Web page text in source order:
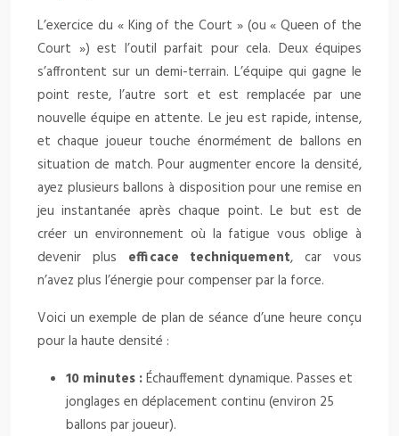
L’exercice du « King of the Court » (ou « Queen of the
Court ») est l’outil parfait pour cela. Deux équipes
s’affrontent sur un demi-terrain. L’équipe qui gagne le
point reste, l’autre sort et est remplacée par une
nouvelle équipe en attente. Le jeu est rapide, intense,
et chaque joueur touche énormément de ballons en
situation de match. Pour augmenter encore la densité,
ayez plusieurs ballons à disposition pour une remise en
jeu instantanée après chaque point. Le but est de
créer un environnement où la fatigue vous oblige à
devenir plus efficace techniquement, car vous
n’avez plus l’énergie pour compenser par la force.
Voici un exemple de plan de séance d’une heure conçu
pour la haute densité :
10 minutes :Échauffement dynamique. Passes et
jonglages en déplacement continu (environ 25
ballons par joueur).